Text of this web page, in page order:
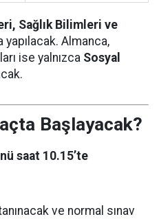
Sağlık Bilimleri ve
yapılacak. Almanca,
ise yalnızca Sosyal
Başlayacak?
saat 10.15’te
ve normal sınav